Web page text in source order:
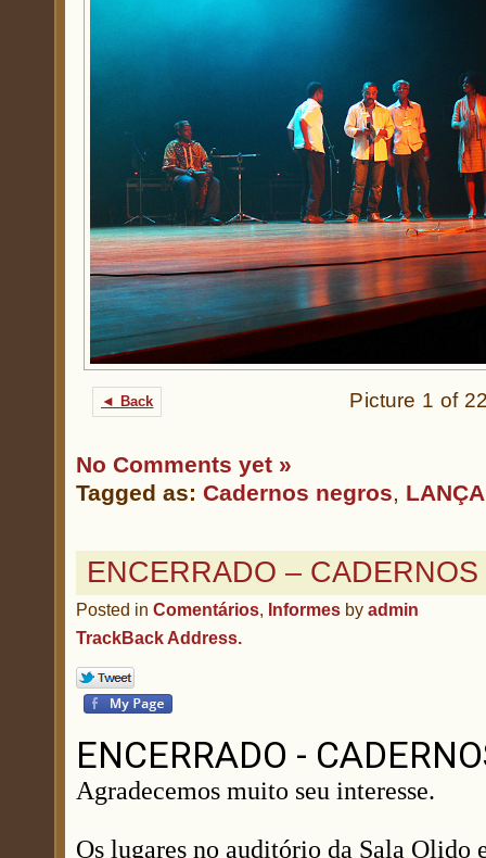
◄ Back Picture 1 of
No Comments yet »
Tagged as: Cadernos negros,
ENCERRADO –
Posted in Comentários, Informes by admin
TrackBack Address.